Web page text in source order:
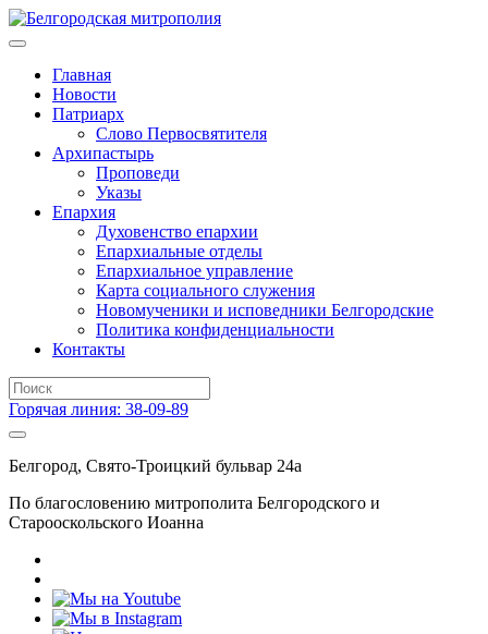
Главная
Новости
Патриарх
Слово Первосвятителя
Архипастырь
Проповеди
Указы
Епархия
Духовенство епархии
Епархиальные отделы
Епархиальное управление
Карта социального служения
Новомученики и исповедники Белгородские
Политика конфиденциальности
Контакты
Горячая линия: 38-09-89
Белгород, Свято-Троицкий бульвар 24а
По благословению митрополита Белгородского и
Старооскольского Иоанна